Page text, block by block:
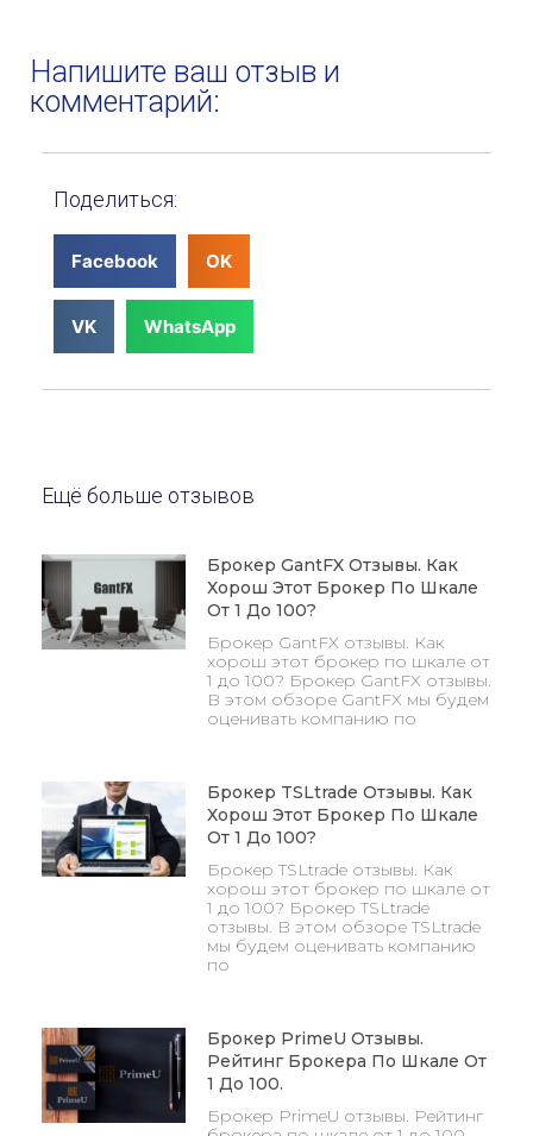
Напишите ваш отзыв и
комментарий:
Поделиться:
Facebook OK
VK WhatsApp
Ещё больше отзывов
Брокер GantFX Отзывы. Как
Хорош Этот Брокер По Шкале
От 1 До 100?
Брокер GantFX отзывы. Как
хорош этот брокер по шкале от
1 до 100? Брокер GantFX отзывы.
В этом обзоре GantFX мы будем
оценивать компанию по
Брокер TSLtrade Отзывы. Как
Хорош Этот Брокер По Шкале
От 1 До 100?
Брокер TSLtrade отзывы. Как
хорош этот брокер по шкале от
1 до 100? Брокер TSLtrade
отзывы. В этом обзоре TSLtrade
мы будем оценивать компанию
по
Брокер PrimeU Отзывы.
Рейтинг Брокера По Шкале От
1 До 100.
Брокер PrimeU отзывы. Рейтинг